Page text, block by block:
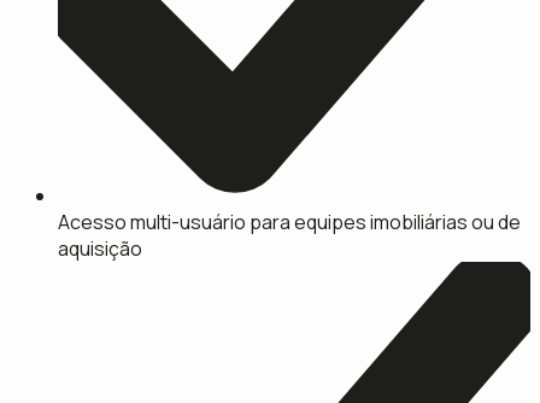
Acesso multi-usuário para equipes imobiliárias ou de
aquisição